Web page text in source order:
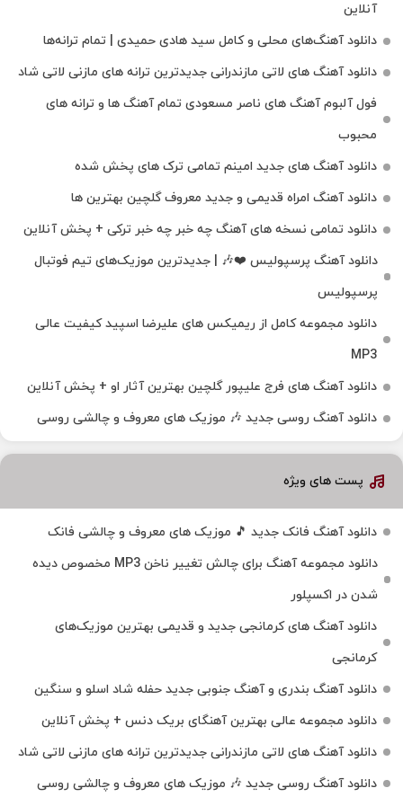
آنلاین
دانلود آهنگ‌های محلی و کامل سید هادی حمیدی | تمام ترانه‌ها
دانلود آهنگ‌ های لاتی مازندرانی جدیدترین ترانه های مازنی لاتی شاد
فول آلبوم آهنگ‌ های ناصر مسعودی تمام آهنگ‌ ها و ترانه‌ های
محبوب
دانلود آهنگ های جدید امینم تمامی ترک های پخش شده
دانلود آهنگ امراه قدیمی و جدید معروف گلچین بهترین ها
دانلود تمامی نسخه های آهنگ چه خبر چه خبر ترکی + پخش آنلاین
دانلود آهنگ پرسپولیس ❤️🎶 | جدیدترین موزیک‌های تیم فوتبال
پرسپولیس
دانلود مجموعه کامل از ریمیکس های علیرضا اسپید کیفیت عالی
MP3
دانلود آهنگ های فرج علیپور گلچین بهترین آثار او + پخش آنلاین
دانلود آهنگ روسی جدید 🎶 موزیک‌ های معروف و چالشی روسی
پست های ویژه
دانلود آهنگ فانک جدید 🎵 موزیک‌ های معروف و چالشی فانک
دانلود مجموعه آهنگ برای چالش تغییر ناخن MP3 مخصوص دیده
شدن در اکسپلور
دانلود آهنگ‌ های کرمانجی جدید و قدیمی بهترین موزیک‌های
کرمانجی
دانلود آهنگ بندری و آهنگ جنوبی جدید حفله شاد اسلو و سنگین
دانلود مجموعه عالی بهترین آهنگای بریک دنس + پخش آنلاین
دانلود آهنگ‌ های لاتی مازندرانی جدیدترین ترانه های مازنی لاتی شاد
دانلود آهنگ روسی جدید 🎶 موزیک‌ های معروف و چالشی روسی